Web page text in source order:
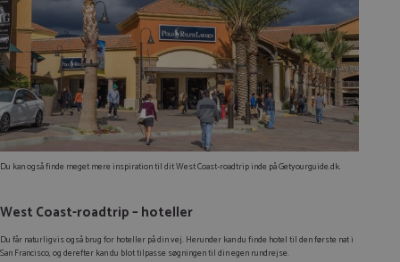
Du kan også finde meget mere inspiration til dit West Coast-roadtrip inde på Getyourguide.dk.
West Coast-roadtrip – hoteller
Du får naturligvis også brug for hoteller på din vej. Herunder kan du finde hotel til den første nat i
San Francisco, og derefter kan du blot tilpasse søgningen til din egen rundrejse.